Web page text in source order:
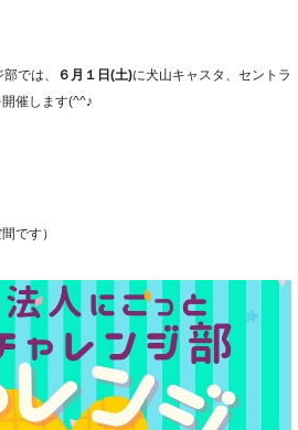
では、 ６月１日(土)に犬山キャスタ、セントラ
開催します(^^♪
です）